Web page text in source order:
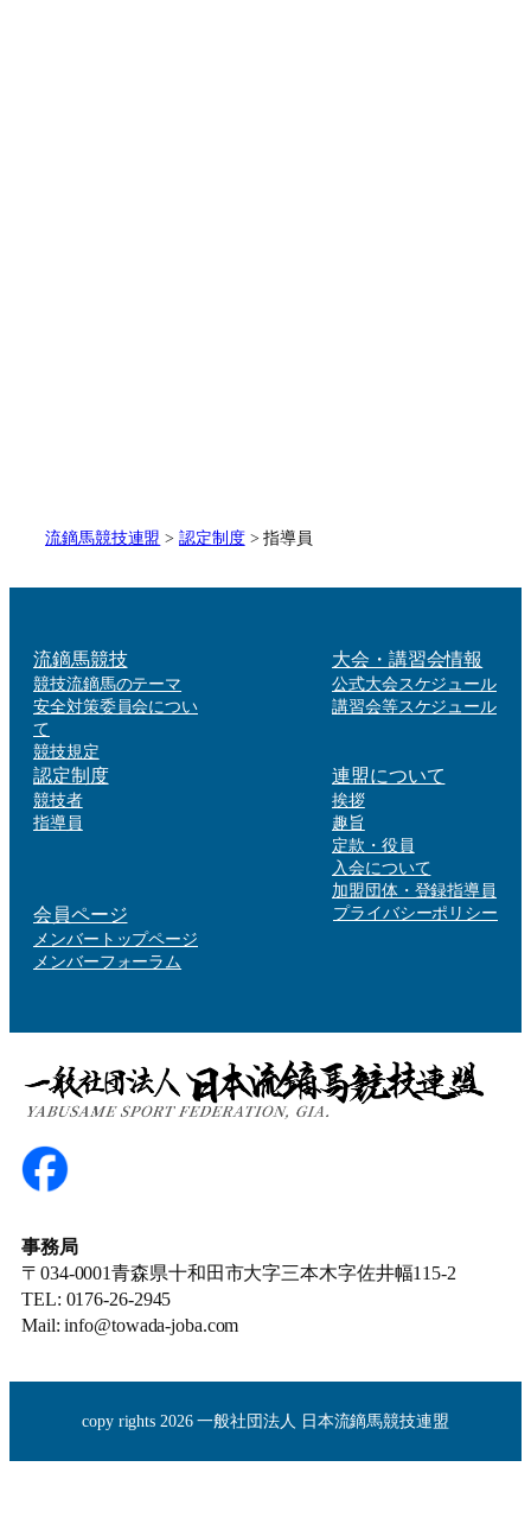
流鏑馬競技連盟 >認定制度>指導員
流鏑馬競技
競技流鏑馬のテーマ
安全対策委員会につい
て
競技規定
大会・講習会情報
公式大会スケジュール
講習会等スケジュール
認定制度
競技者
指導員
連盟について
挨拶
趣旨
定款・役員
入会について
加盟団体・登録指導員
会員ページ
メンバートップページ
メンバーフォーラム
プライバシーポリシー
事務局
〒034-0001青森県十和田市大字三本木字佐井幅115-2
TEL: 0176-26-2945
Mail: info@towada-joba.com
copy rights 2026 一般社団法人 日本流鏑馬競技連盟